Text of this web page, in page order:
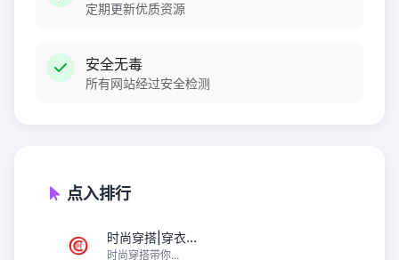
定期更新优质资源
安全无毒
所有网站经过安全检测
点入排行
时尚穿搭|穿衣...
时尚穿搭带你...